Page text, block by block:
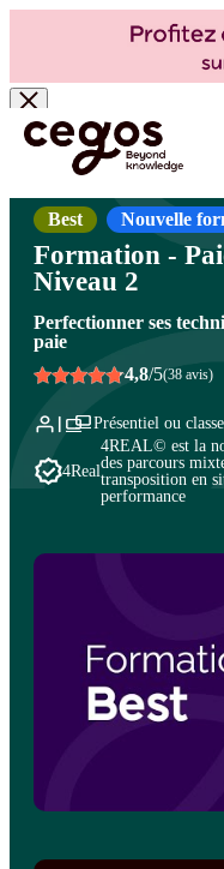
Skip to main content
Vous êtes ici : Accueil >Cegos,
administration du personnel
Best Nouvelle
Formation -
Niveau 2
Perfectionner ses
paie
4,8/5(38 avis)
Présentiel ou
4Real
4REAL© est la
des parcours
transposition en
performance